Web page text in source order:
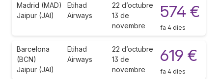
Madrid (MAD)
Jaipur (JAI)
Etihad
Airways
22 d’octubre
13 de
novembre
574 €
fa 4 dies
Barcelona
(BCN)
Jaipur (JAI)
Etihad
Airways
22 d’octubre
13 de
novembre
619 €
fa 4 dies